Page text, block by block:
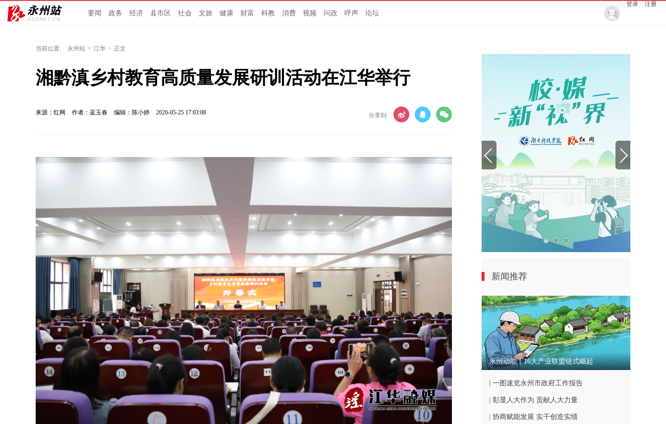
要闻 政务 经济 县市区 社会 文旅 健康 财富 科教 消费 视频 问政 呼声 论坛
登录 注册
当前位置: 永州站 > 江华 > 正文
湘黔滇乡村教育高质量发展研训活动在江华举行
来源：红网 作者：蓝玉春 编辑：陈小婷 2026-05-25 17:03:08 分享到:
新闻推荐
永州动能丨16大产业联盟链式崛起
| 一图速览永州市政府工作报告
| 彰显人大作为 贡献人大力量
| 协商赋能发展 实干创造实绩